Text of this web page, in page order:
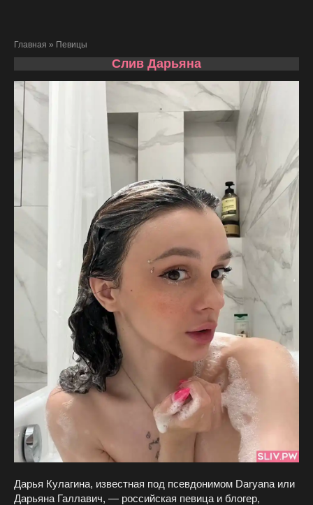
Главная » Певицы
Слив Дарьяна
Дарья Кулагина, известная под псевдонимом Daryana или
Дарьяна Галлавич, — российская певица и блогер,